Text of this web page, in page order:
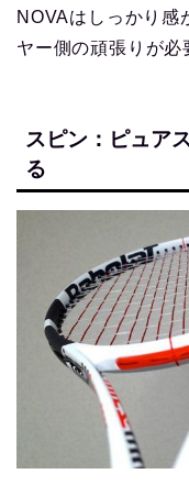
NOVAはしっかり感
ヤー側の頑張りが必
スピン：ピュア
る